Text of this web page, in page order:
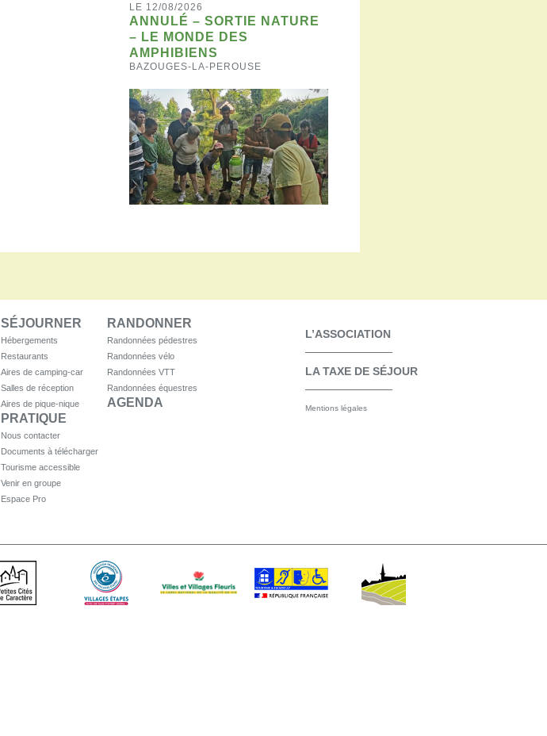
LE 12/08/2026
ANNULÉ – SORTIE NATURE
– LE MONDE DES
AMPHIBIENS
BAZOUGES-LA-PEROUSE
SÉJOURNER
Hébergements
Restaurants
Aires de camping-car
Salles de réception
Aires de pique-nique
RANDONNER
Randonnées pédestres
Randonnées vélo
Randonnées VTT
Randonnées équestres
AGENDA
PRATIQUE
Nous contacter
Documents à télécharger
Tourisme accessible
Venir en groupe
Espace Pro
L’ASSOCIATION
LA TAXE DE SÉJOUR
Mentions légales